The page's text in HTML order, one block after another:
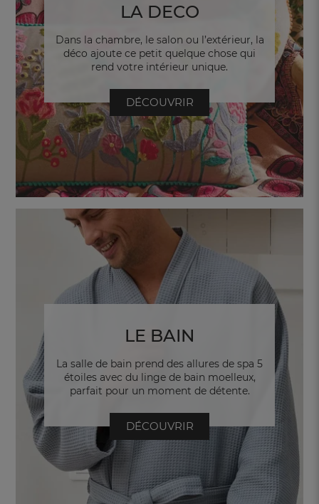
LA DECO
Dans la chambre, le salon ou l’extérieur, la
déco ajoute ce petit quelque chose qui
rend votre intérieur unique.
DÉCOUVRIR
LE BAIN
La salle de bain prend des allures de spa 5
étoiles avec du linge de bain moelleux,
parfait pour un moment de détente.
DÉCOUVRIR